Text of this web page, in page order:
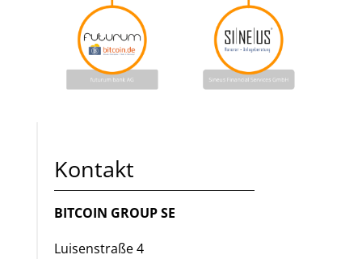
Kontakt
BITCOIN GROUP SE
Luisenstraße 4